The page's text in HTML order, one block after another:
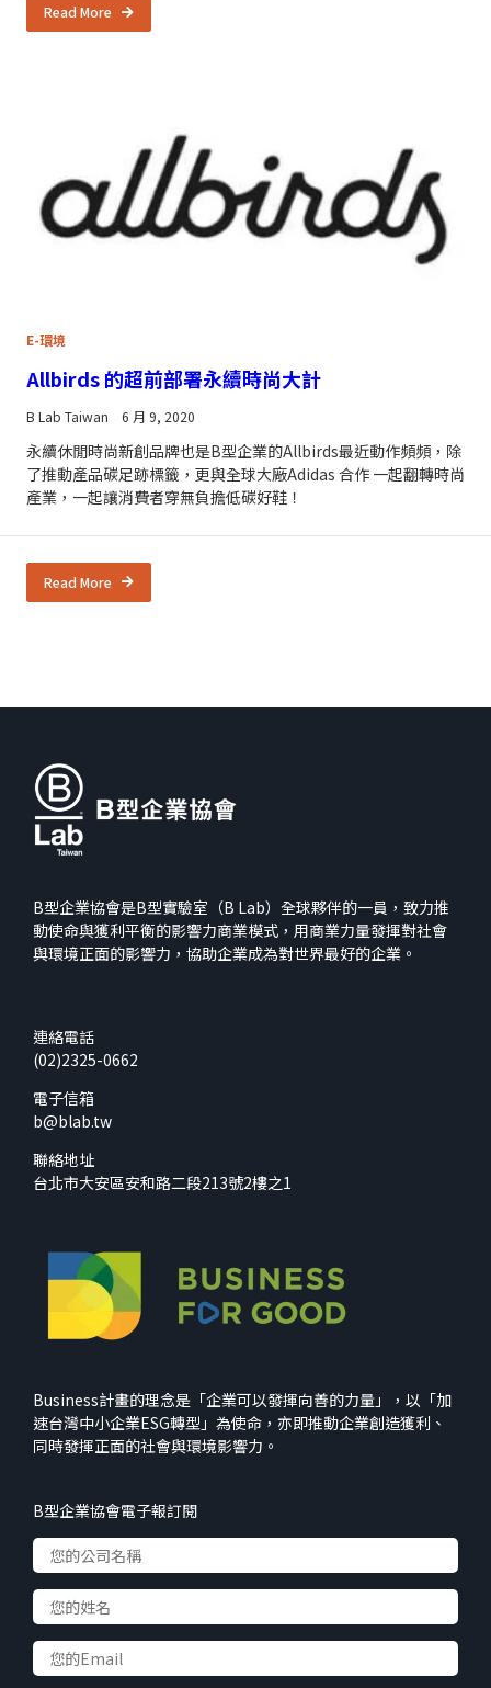
Read More
E-環境
Allbirds 的超前部署永續時尚大計
B Lab Taiwan 6 月 9, 2020
永續休閒時尚新創品牌也是B型企業的Allbirds最近動作頻頻，除
了推動產品碳足跡標籤，更與全球大廠Adidas 合作 一起翻轉時尚
產業，一起讓消費者穿無負擔低碳好鞋！
Read More
B型企業協會是B型實驗室（B Lab）全球夥伴的一員，致力推
動使命與獲利平衡的影響力商業模式，用商業力量發揮對社會
與環境正面的影響力，協助企業成為對世界最好的企業。
連絡電話
(02)2325-0662
電子信箱
b@blab.tw
聯絡地址
台北市大安區安和路二段213號2樓之1
Business計畫的理念是「企業可以發揮向善的力量」，以「加
速台灣中小企業ESG轉型」為使命，亦即推動企業創造獲利、
同時發揮正面的社會與環境影響力。
B型企業協會電子報訂閱